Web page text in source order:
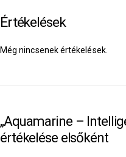
Értékelések
Még nincsenek értékelések.
„Aquamarine –
értékelése elsőként